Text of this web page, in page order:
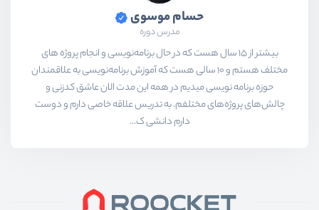
حسام موسوی
مدرس دوره
بیشتر از ۱۵ سال هست که در حال برنامه‌نویسی و انجام پروژه های
مختلف هستم و ۱۰ سالی هست که آموزش برنامه‌نویسی به علاقمندان
حوزه برنامه نویسی میدیم در همه این مدت الان عاشق کدزنی و
چالش‌های پروژه‌های مختلفم. به تدریس علاقه خاصی دارم و دوست
دارم دانشی ک...